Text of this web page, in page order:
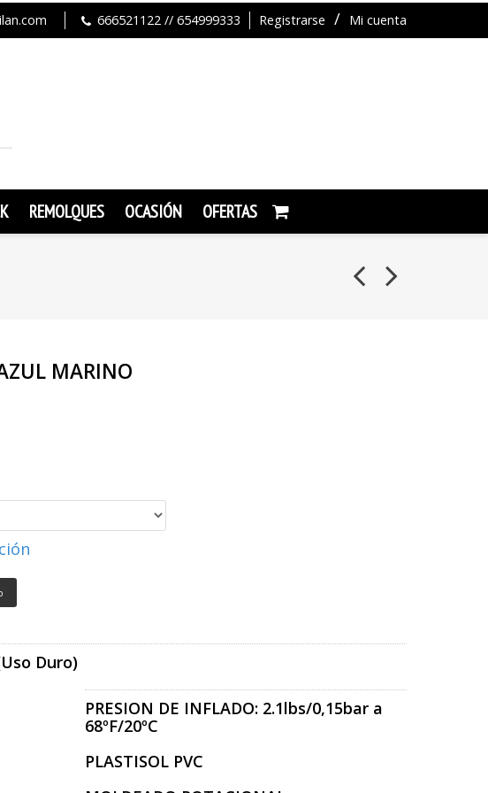
Registrarse Mi cuenta
666521122 // 654999333
REMOLQUES OCASIÓN OFERTAS
MARINO
Duro)
PRESION DE INFLADO: 2.1lbs/0,15bar a
68ºF/20ºC
PLASTISOL PVC